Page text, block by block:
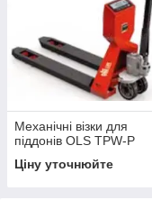
Механічні візки для
піддонів OLS TPW-P
Ціну уточнюйте